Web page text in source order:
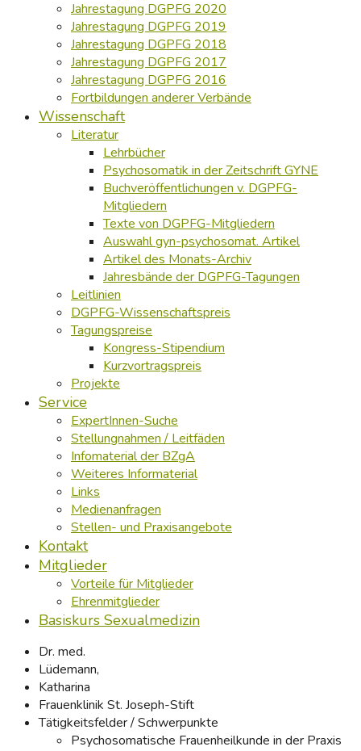
Jahrestagung DGPFG 2020
Jahrestagung DGPFG 2019
Jahrestagung DGPFG 2018
Jahrestagung DGPFG 2017
Jahrestagung DGPFG 2016
Fortbildungen anderer Verbände
Wissenschaft
Literatur
Lehrbücher
Psychosomatik in der Zeitschrift GYNE
Buchveröffentlichungen v. DGPFG-
Mitgliedern
Texte von DGPFG-Mitgliedern
Auswahl gyn-psychosomat. Artikel
Artikel des Monats-Archiv
Jahresbände der DGPFG-Tagungen
Leitlinien
DGPFG-Wissenschaftspreis
Tagungspreise
Kongress-Stipendium
Kurzvortragspreis
Projekte
Service
ExpertInnen-Suche
Stellungnahmen / Leitfäden
Infomaterial der BZgA
Weiteres Informaterial
Links
Medienanfragen
Stellen- und Praxisangebote
Kontakt
Mitglieder
Vorteile für Mitglieder
Ehrenmitglieder
Basiskurs Sexualmedizin
Dr. med.
Lüdemann,
Katharina
Frauenklinik St. Joseph-Stift
Tätigkeitsfelder / Schwerpunkte
Psychosomatische Frauenheilkunde in der Praxis